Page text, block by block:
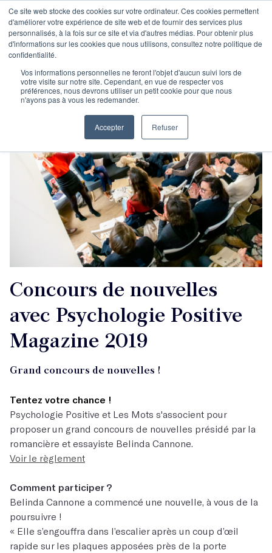
Ce site web stocke des cookies sur votre ordinateur. Ces cookies permettent
d'améliorer votre expérience de site web et de fournir des services plus
personnalisés, à la fois sur ce site et via d'autres médias. Pour obtenir plus
d'informations sur les cookies que nous utilisons, consultez notre politique de
confidentialité.
Vos informations personnelles ne feront l'objet d'aucun suivi lors de
votre visite sur notre site. Cependant, en vue de respecter vos
préférences, nous devrons utiliser un petit cookie pour que nous
n'ayons pas à vous les redemander.
Accepter Refuser
Concours de nouvelles
avec Psychologie Positive
Magazine 2019
Grand concours de nouvelles !
Tentez votre chance !
Psychologie Positive et Les Mots s'associent pour
proposer un grand concours de nouvelles présidé par la
romancière et essayiste Belinda Cannone.
Voir le règlement
Comment participer ?
Belinda Cannone a commencé une nouvelle, à vous de la
poursuivre !
« Elle s’engouffra dans l’escalier après un coup d’œil
rapide sur les plaques apposées près de la porte